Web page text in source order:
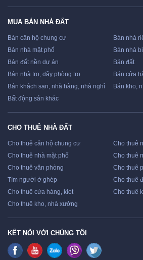
MUA BÁN NHÀ ĐẤT
Bán căn hộ chung cư
Bán nhà
Bán nhà mặt phố
Bán nhà
Bán đất nền dự án
Bán đất
Bán nhà trọ, dãy phòng trọ
Bán cửa
Bán khách sạn, nhà hàng, nhà nghỉ
Bán kho,
Bất động sản khác
CHO THUÊ NHÀ ĐẤT
Cho thuê căn hộ chung cư
Cho thuê
Cho thuê nhà mặt phố
Cho thuê
Cho thuê văn phòng
Cho thuê
Tìm người ở ghép
Cho thuê
Cho thuê cửa hàng, kiot
Cho thuê kho, nhà xưởng
KẾT NỐI VỚI CHÚNG TÔI